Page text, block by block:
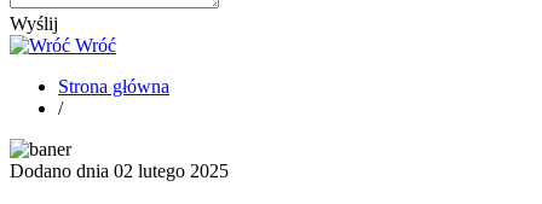
Wyślij
Wróć
Strona główna
/
Dodano dnia 02 lutego 2025